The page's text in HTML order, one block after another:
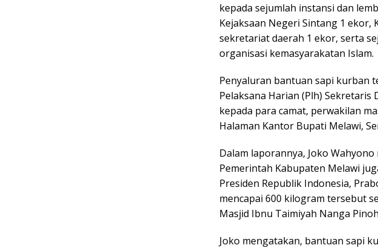
kepada sejumlah instansi dan
Kejaksaan Negeri Sintang 1 ekor,
sekretariat daerah 1 ekor, serta
organisasi kemasyarakatan Islam.
Penyaluran bantuan sapi kurban
Pelaksana Harian (Plh) Sekretaris
kepada para camat, perwakilan
Halaman Kantor Bupati Melawi,
Dalam laporannya, Joko
Pemerintah Kabupaten Melawi
Presiden Republik Indonesia,
mencapai 600 kilogram tersebut
Masjid Ibnu Taimiyah Nanga
Joko mengatakan, bantuan sapi